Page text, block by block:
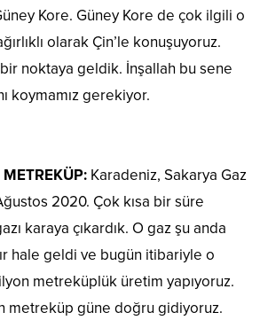
Kore. Güney Kore de çok ilgili o
olarak Çin’le konuşuyoruz.
noktaya geldik. İnşallah bu sene
koymamız gerekiyor.
Karadeniz, Sakarya Gaz
2020. Çok kısa bir süre
karaya çıkardık. O gaz şu anda
hale geldi ve bugün itibariyle o
metreküplük üretim yapıyoruz.
metreküp güne doğru gidiyoruz.